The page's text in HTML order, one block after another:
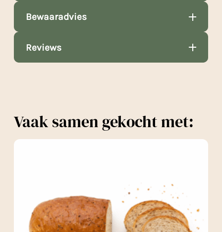
Bewaaradvies
Reviews
Vaak samen gekocht met: